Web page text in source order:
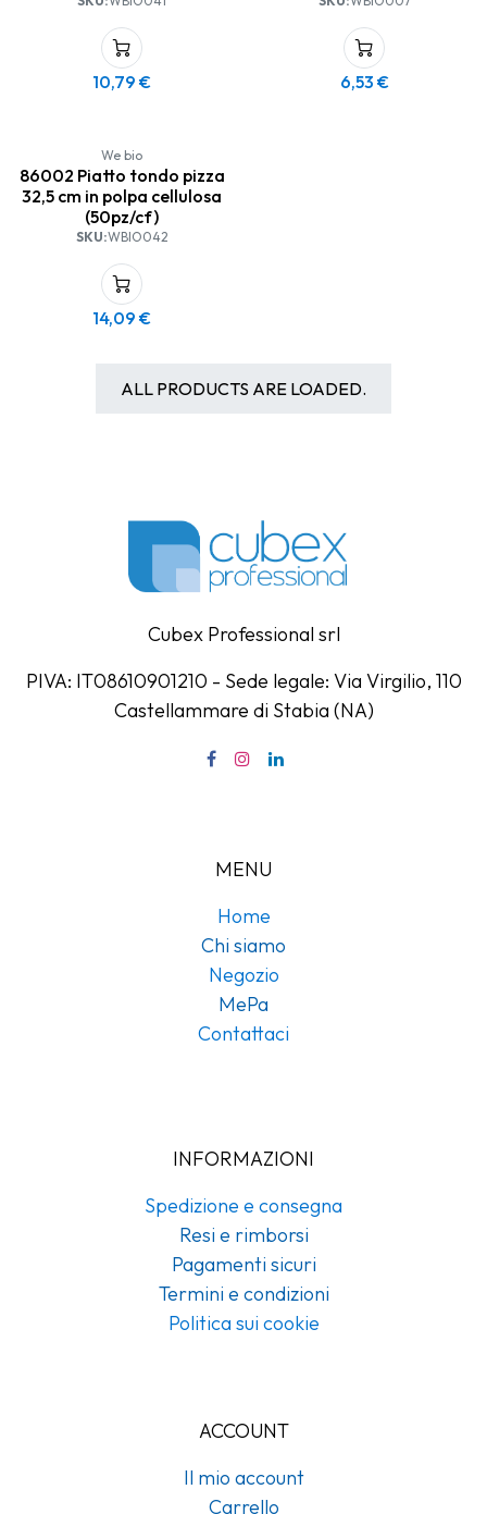
10,79 € 6,53 €
We bio
86002 Piatto tondo pizza
32,5 cm in polpa cellulosa
(50pz/cf)
SKU:WBIO042
14,09 €
ALL PRODUCTS ARE LOADED.
Cubex Professional srl
PIVA: IT08610901210 - Sede legale: Via Virgilio, 110
Castellammare di Stabia (NA)
MENU
Home
Chi siamo
Negozio
MePa
Contattaci
INFORMAZIONI
Spedizione e consegna
Resi e rimborsi
Pagamenti sicuri
Termini e condizioni
Politica sui cookie
ACCOUNT
Il mio account
Carrello